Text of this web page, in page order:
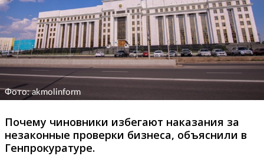
Фото: akmolinform
Почему чиновники избегают наказания за
незаконные проверки бизнеса, объяснили в
Генпрокуратуре.